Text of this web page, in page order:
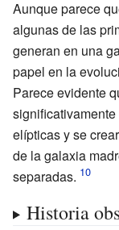
Aunque parece
algunas de las
generan en una
papel en la
Parece evidente
elípticas y se
de la galaxia
separadas.
Historia